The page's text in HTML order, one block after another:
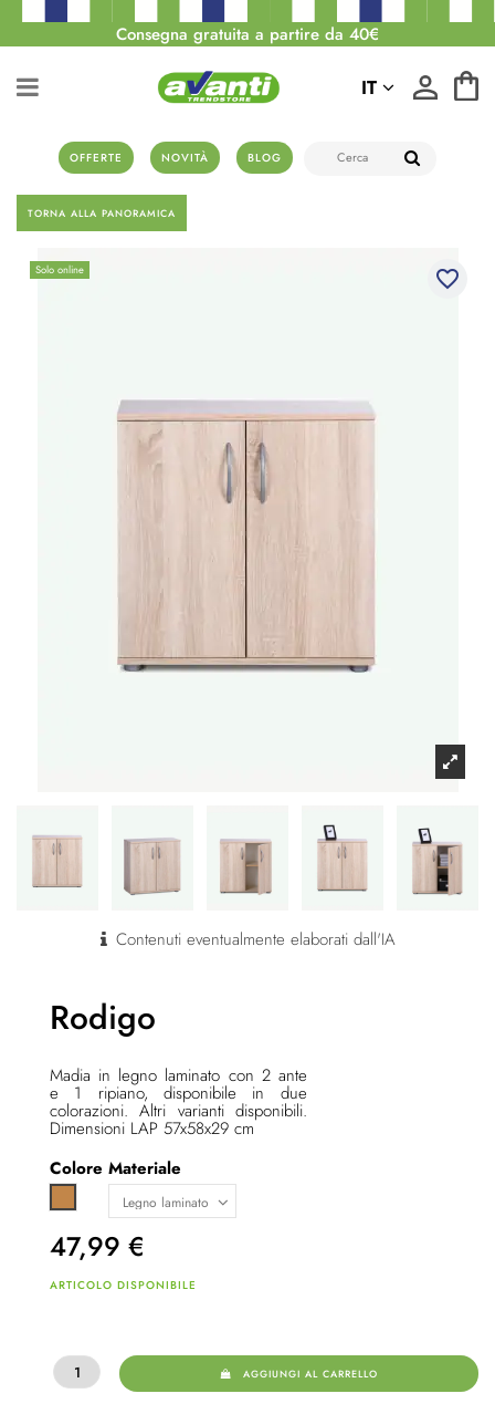
Consegna gratuita a partire da 40€
OFFERTE NOVITÀ BLOG
IT
TORNA ALLA PANORAMICA
Solo online favorite_border
Contenuti eventualmente elaborati dall'IA
Rodigo
Madia in legno laminato con 2 ante
e 1 ripiano, disponibile in due
colorazioni. Altri varianti disponibili.
Dimensioni LAP 57x58x29 cm
Colore
Marrone chiaro
Materiale
47,99 €
ARTICOLO DISPONIBILE
AGGIUNGI AL CARRELLO